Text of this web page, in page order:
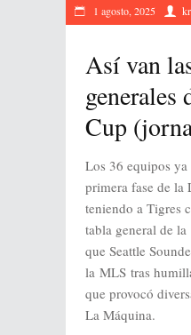
1 agosto, 2025
Así van
generales
Cup
Los 36 equipos
primera fase de la
teniendo a Tigres
tabla general de
que Seattle
la MLS tras
que provocó
La Máquina.